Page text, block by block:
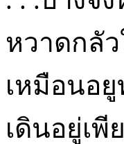
หวาดกลั
เหมือนอ
เดินอยู่เ